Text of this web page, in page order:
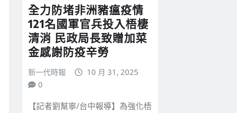
全力防堵非洲豬瘟疫情
121名國軍官兵投入梧棲
清消 民政局長致贈加菜
金感謝防疫辛勞
新一代時報
10 月 31, 2025
0
【記者劉幫寧/台中報導】為強化梧